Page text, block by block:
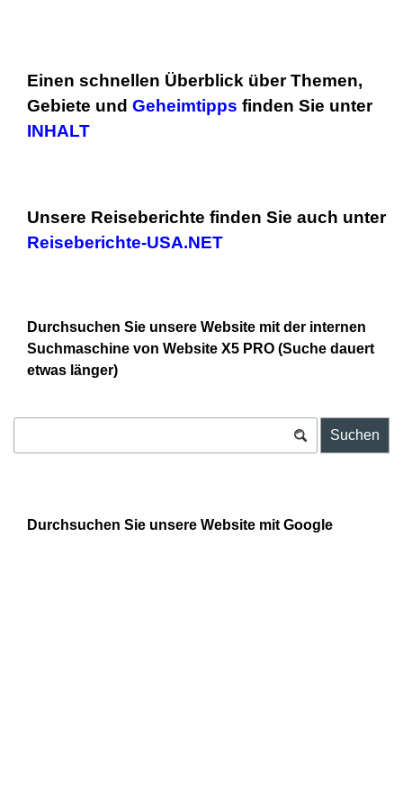
Einen schnellen Überblick über Themen,
Gebiete und Geheimtipps finden Sie unter
INHALT
Unsere Reiseberichte finden Sie auch unter
Reiseberichte-USA.NET
Durchsuchen Sie unsere Website mit der internen
Suchmaschine von Website X5 PRO (Suche dauert
etwas länger)
Suchen
Durchsuchen Sie unsere Website mit Google